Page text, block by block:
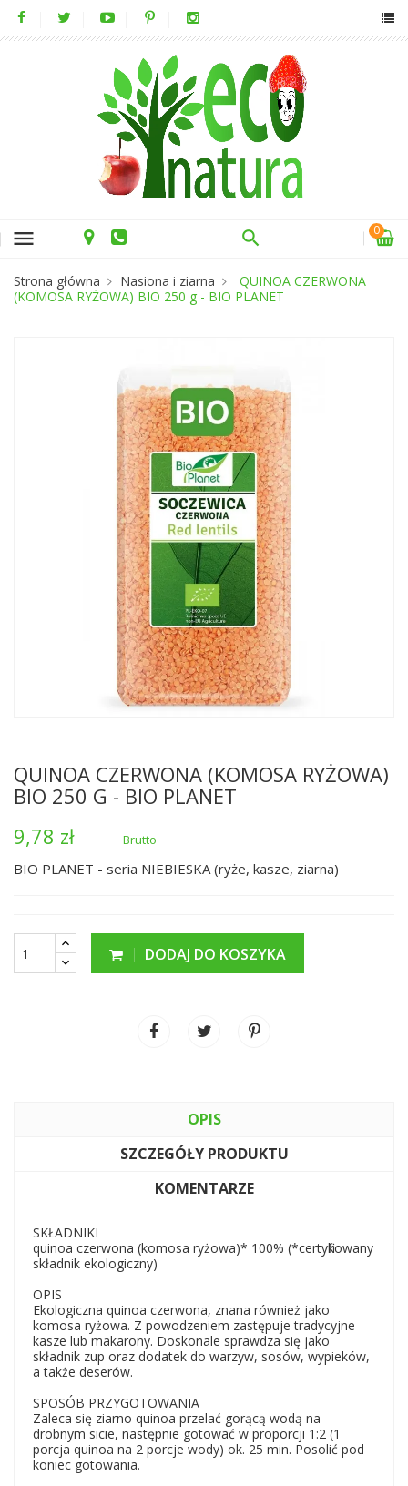
menu 0
Strona główna Nasiona i ziarna
QUINOA CZERWONA
(KOMOSA RYŻOWA) BIO 250 g - BIO PLANET
QUINOA CZERWONA (KOMOSA RYŻOWA)
BIO 250 G - BIO PLANET
9,78 zł
Brutto
BIO PLANET - seria NIEBIESKA (ryże, kasze, ziarna)
DODAJ DO KOSZYKA
OPIS
SZCZEGÓŁY PRODUKTU
KOMENTARZE
SKŁADNIKI
quinoa czerwona (komosa ryżowa)* 100% (*certyfikowany
składnik ekologiczny)
OPIS
Ekologiczna quinoa czerwona, znana również jako
komosa ryżowa. Z powodzeniem zastępuje tradycyjne
kasze lub makarony. Doskonale sprawdza się jako
składnik zup oraz dodatek do warzyw, sosów, wypieków,
a także deserów.
SPOSÓB PRZYGOTOWANIA
Zaleca się ziarno quinoa przelać gorącą wodą na
drobnym sicie, następnie gotować w proporcji 1:2 (1
porcja quinoa na 2 porcje wody) ok. 25 min. Posolić pod
koniec gotowania.